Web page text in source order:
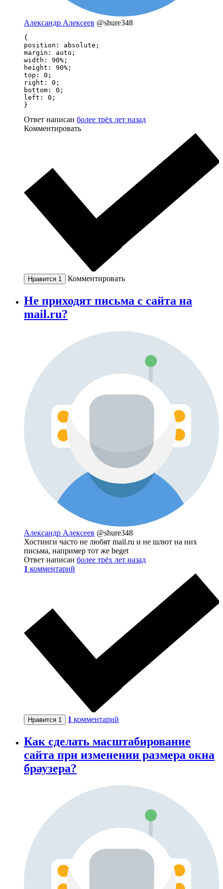
Александр Алексеев @shure348
{
position: absolute;
margin: auto;
width: 90%;
height: 90%;
top: 0;
right: 0;
bottom: 0;
left: 0;
}
Ответ написан более трёх лет назад
Комментировать
Нравится 1 Комментировать
Не приходят письма c сайта на
mail.ru?
Александр Алексеев @shure348
Хостинги часто не любят mail.ru и не шлют на них
письма, например тот же beget
Ответ написан более трёх лет назад
1 комментарий
Нравится 1 1 комментарий
Как сделать масштабирование
сайта при изменении размера окна
браузера?